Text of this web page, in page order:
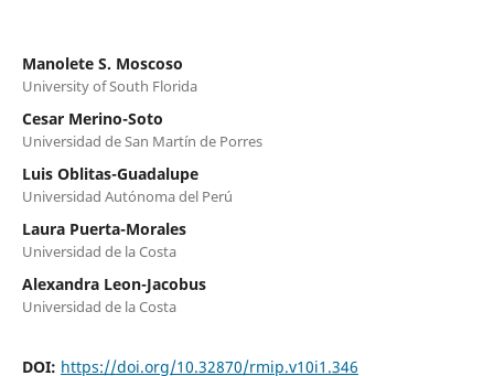
Manolete S. Moscoso
University of South Florida
Cesar Merino-Soto
Universidad de San Martín de Porres
Luis Oblitas-Guadalupe
Universidad Autónoma del Perú
Laura Puerta-Morales
Universidad de la Costa
Alexandra Leon-Jacobus
Universidad de la Costa
DOI: https://doi.org/10.32870/rmip.v10i1.346